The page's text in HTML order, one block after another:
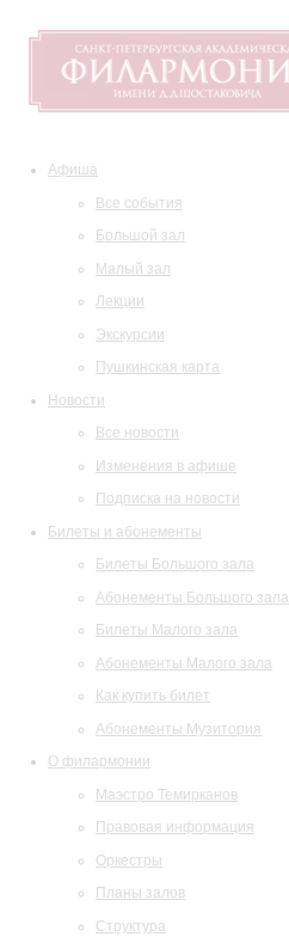
Афиша
Все события
Большой зал
Малый зал
Лекции
Экскурсии
Пушкинская карта
Новости
Все новости
Изменения в афише
Подписка на новости
Билеты и абонементы
Билеты Большого зала
Абонементы Большого зала
Билеты Малого зала
Абонементы Малого зала
Как купить билет
Абонементы Музитория
О филармонии
Маэстро Темирканов
Правовая информация
Оркестры
Планы залов
Структура